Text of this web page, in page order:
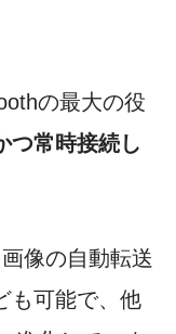
の最大の役
つ常時接続し
画像の自動転送
も可能で、他